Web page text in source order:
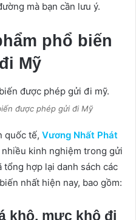
mà bạn cần lưu ý.
phổ biến
Mỹ
được phép gửi đi Mỹ
quốc tế, Vương Nhất Phát
kinh nghiệm trong gửi
hợp lại danh sách các
nhất hiện nay, bao gồm:
khô, mực khô đi